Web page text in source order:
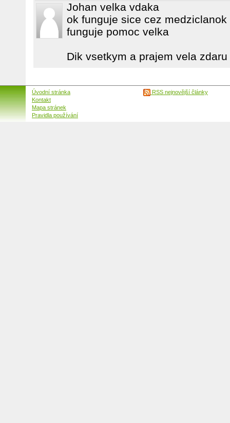
Johan velka vdaka
ok funguje sice cez
funguje pomoc velka
Dik vsetkym a prajem vela zdaru
Úvodní stránka
Kontakt
Mapa stránek
Pravidla používání
RSS nejnovější články